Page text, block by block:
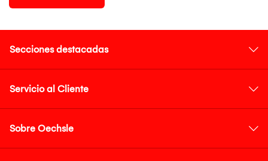
Secciones destacadas
Servicio al Cliente
Sobre Oechsle